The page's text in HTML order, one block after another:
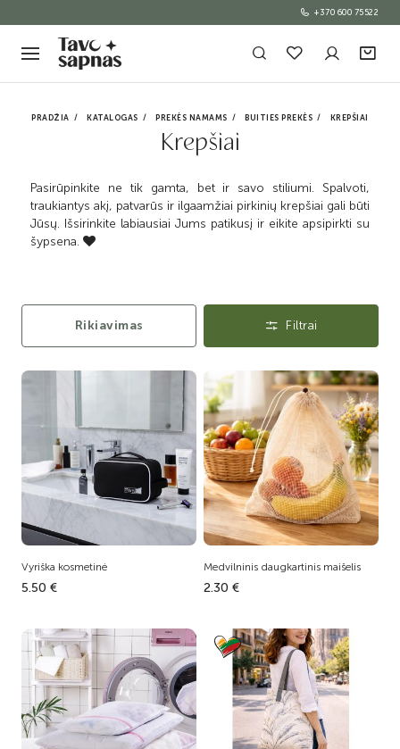
+370 600 75522
PRADŽIA KATALOGAS PREKĖS NAMAMS BUITIES PREKĖS KREPŠIAI
Krepšiai
Pasirūpinkite ne tik gamta, bet ir savo stiliumi. Spalvoti,
traukiantys akį, patvarūs ir ilgaamžiai pirkinių krepšiai gali būti
Jūsų. Išsirinkite labiausiai Jums patikusį ir eikite apsipirkti su
šypsena. 
Rikiavimas Filtrai
Vyriška kosmetinė
5.50 €
Medvilninis daugkartinis maišelis
2.30 €